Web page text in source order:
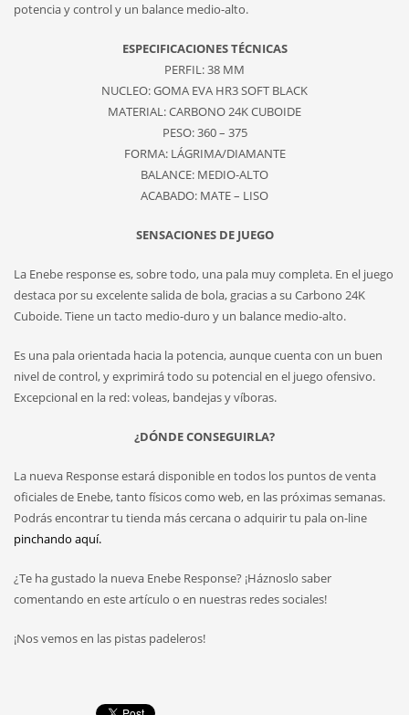
potencia y control y un balance medio-alto.
ESPECIFICACIONES TÉCNICAS
PERFIL: 38 MM
NUCLEO: GOMA EVA HR3 SOFT BLACK
MATERIAL: CARBONO 24K CUBOIDE
PESO: 360 – 375
FORMA: LÁGRIMA/DIAMANTE
BALANCE: MEDIO-ALTO
ACABADO: MATE – LISO
SENSACIONES DE JUEGO
La Enebe response es, sobre todo, una pala muy completa. En el juego
destaca por su excelente salida de bola, gracias a su Carbono 24K
Cuboide. Tiene un tacto medio-duro y un balance medio-alto.
Es una pala orientada hacia la potencia, aunque cuenta con un buen
nivel de control, y exprimirá todo su potencial en el juego ofensivo.
Excepcional en la red: voleas, bandejas y víboras.
¿DÓNDE CONSEGUIRLA?
La nueva Response estará disponible en todos los puntos de venta
oficiales de Enebe, tanto físicos como web, en las próximas semanas.
Podrás encontrar tu tienda más cercana o adquirir tu pala on-line
pinchando aquí.
¿Te ha gustado la nueva Enebe Response? ¡Háznoslo saber
comentando en este artículo o en nuestras redes sociales!
¡Nos vemos en las pistas padeleros!